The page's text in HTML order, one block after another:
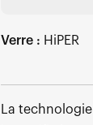
Verre : HiPER
La technologie